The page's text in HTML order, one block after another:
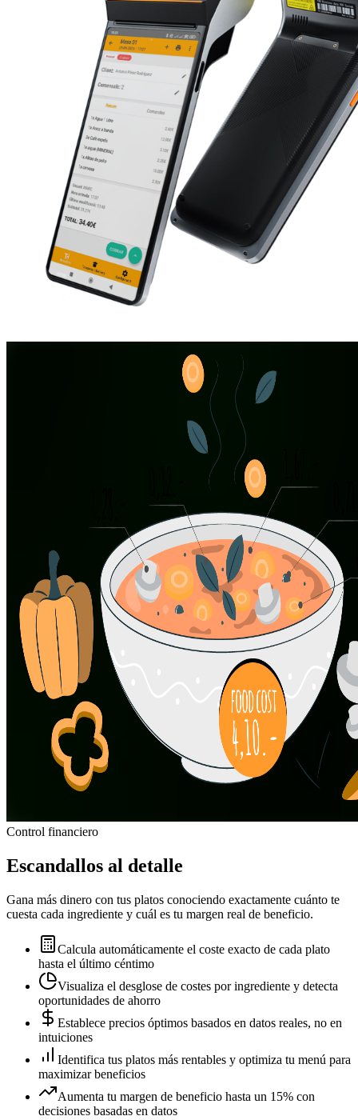
Control financiero
Escandallos al detalle
Gana más dinero con tus platos conociendo exactamente cuánto te
cuesta cada ingrediente y cuál es tu margen real de beneficio.
Calcula automáticamente el coste exacto de cada plato
hasta el último céntimo
Visualiza el desglose de costes por ingrediente y detecta
oportunidades de ahorro
Establece precios óptimos basados en datos reales, no en
intuiciones
Identifica tus platos más rentables y optimiza tu menú para
maximizar beneficios
Aumenta tu margen de beneficio hasta un 15% con
decisiones basadas en datos